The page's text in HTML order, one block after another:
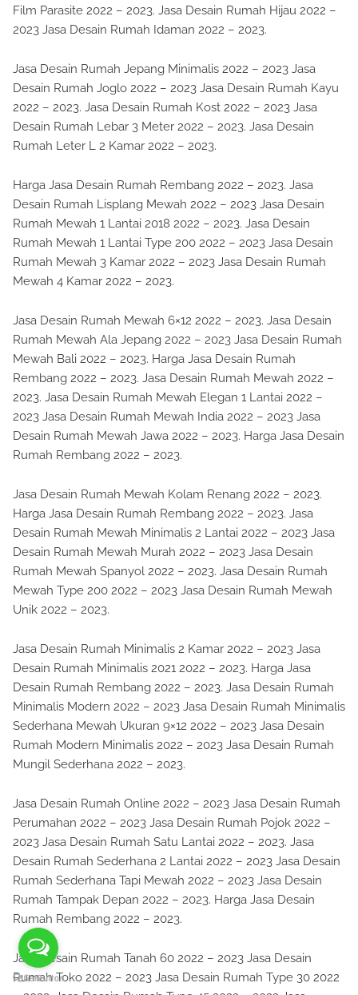
Film Parasite 2022 – 2023. Jasa Desain Rumah Hijau 2022 –
2023 Jasa Desain Rumah Idaman 2022 – 2023.
Jasa Desain Rumah Jepang Minimalis 2022 – 2023 Jasa
Desain Rumah Joglo 2022 – 2023 Jasa Desain Rumah Kayu
2022 – 2023. Jasa Desain Rumah Kost 2022 – 2023 Jasa
Desain Rumah Lebar 3 Meter 2022 – 2023. Jasa Desain
Rumah Leter L 2 Kamar 2022 – 2023.
Harga Jasa Desain Rumah Rembang 2022 – 2023. Jasa
Desain Rumah Lisplang Mewah 2022 – 2023 Jasa Desain
Rumah Mewah 1 Lantai 2018 2022 – 2023. Jasa Desain
Rumah Mewah 1 Lantai Type 200 2022 – 2023 Jasa Desain
Rumah Mewah 3 Kamar 2022 – 2023 Jasa Desain Rumah
Mewah 4 Kamar 2022 – 2023.
Jasa Desain Rumah Mewah 6×12 2022 – 2023. Jasa Desain
Rumah Mewah Ala Jepang 2022 – 2023 Jasa Desain Rumah
Mewah Bali 2022 – 2023. Harga Jasa Desain Rumah
Rembang 2022 – 2023. Jasa Desain Rumah Mewah 2022 –
2023. Jasa Desain Rumah Mewah Elegan 1 Lantai 2022 –
2023 Jasa Desain Rumah Mewah India 2022 – 2023 Jasa
Desain Rumah Mewah Jawa 2022 – 2023. Harga Jasa Desain
Rumah Rembang 2022 – 2023.
Jasa Desain Rumah Mewah Kolam Renang 2022 – 2023.
Harga Jasa Desain Rumah Rembang 2022 – 2023. Jasa
Desain Rumah Mewah Minimalis 2 Lantai 2022 – 2023 Jasa
Desain Rumah Mewah Murah 2022 – 2023 Jasa Desain
Rumah Mewah Spanyol 2022 – 2023. Jasa Desain Rumah
Mewah Type 200 2022 – 2023 Jasa Desain Rumah Mewah
Unik 2022 – 2023.
Jasa Desain Rumah Minimalis 2 Kamar 2022 – 2023 Jasa
Desain Rumah Minimalis 2021 2022 – 2023. Harga Jasa
Desain Rumah Rembang 2022 – 2023. Jasa Desain Rumah
Minimalis Modern 2022 – 2023 Jasa Desain Rumah Minimalis
Sederhana Mewah Ukuran 9×12 2022 – 2023 Jasa Desain
Rumah Modern Minimalis 2022 – 2023 Jasa Desain Rumah
Mungil Sederhana 2022 – 2023.
Jasa Desain Rumah Online 2022 – 2023 Jasa Desain Rumah
Perumahan 2022 – 2023 Jasa Desain Rumah Pojok 2022 –
2023 Jasa Desain Rumah Satu Lantai 2022 – 2023. Jasa
Desain Rumah Sederhana 2 Lantai 2022 – 2023 Jasa Desain
Rumah Sederhana Tapi Mewah 2022 – 2023 Jasa Desain
Rumah Tampak Depan 2022 – 2023. Harga Jasa Desain
Rumah Rembang 2022 – 2023.
Jasa Desain Rumah Tanah 60 2022 – 2023 Jasa Desain
Rumah Toko 2022 – 2023 Jasa Desain Rumah Type 30 2022